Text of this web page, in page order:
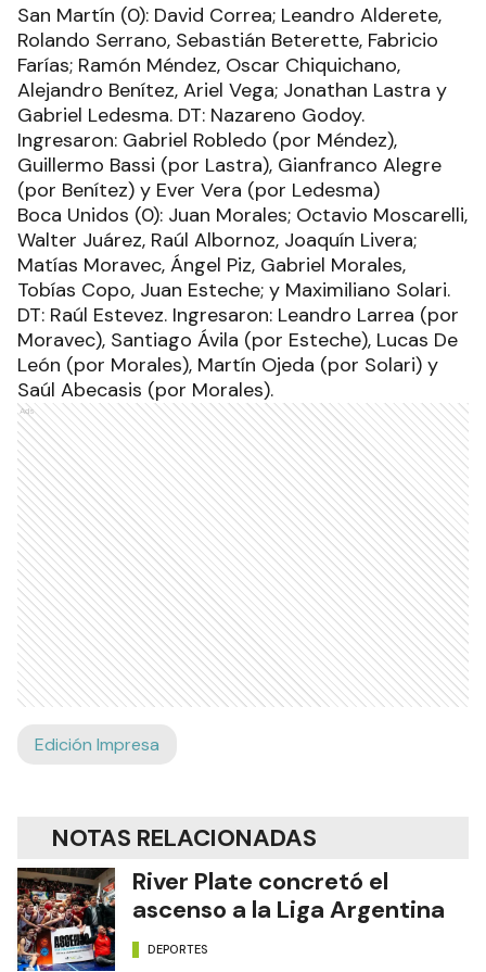
San Martín (0): David Correa; Leandro Alderete,
Rolando Serrano, Sebastián Beterette, Fabricio
Farías; Ramón Méndez, Oscar Chiquichano,
Alejandro Benítez, Ariel Vega; Jonathan Lastra y
Gabriel Ledesma. DT: Nazareno Godoy.
Ingresaron: Gabriel Robledo (por Méndez),
Guillermo Bassi (por Lastra), Gianfranco Alegre
(por Benítez) y Ever Vera (por Ledesma)
Boca Unidos (0): Juan Morales; Octavio Moscarelli,
Walter Juárez, Raúl Albornoz, Joaquín Livera;
Matías Moravec, Ángel Piz, Gabriel Morales,
Tobías Copo, Juan Esteche; y Maximiliano Solari.
DT: Raúl Estevez. Ingresaron: Leandro Larrea (por
Moravec), Santiago Ávila (por Esteche), Lucas De
León (por Morales), Martín Ojeda (por Solari) y
Saúl Abecasis (por Morales).
Ads
Edición Impresa
NOTAS RELACIONADAS
River Plate concretó el
ascenso a la Liga Argentina
DEPORTES